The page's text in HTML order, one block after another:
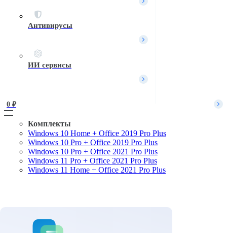
Антивирусы
ИИ сервисы
Комплекты
Windows 10 Home + Office 2019 Pro Plus
Windows 10 Pro + Office 2019 Pro Plus
Windows 10 Pro + Office 2021 Pro Plus
Windows 11 Pro + Office 2021 Pro Plus
Windows 11 Home + Office 2021 Pro Plus
Имя пользователя или Email
Войти
0 ₽
Поиск
Комплекты
Антивирусы
ИИ сервисы